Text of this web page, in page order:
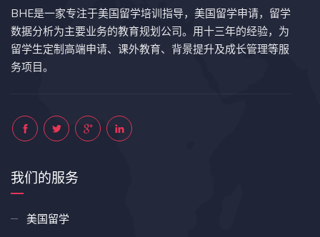
BHE是一家专注于美国留学培训指导，美国留学申请，留学
数据分析为主要业务的教育规划公司。用十三年的经验，为
留学生定制高端申请、课外教育、背景提升及成长管理等服
务项目。
我们的服务
美国留学